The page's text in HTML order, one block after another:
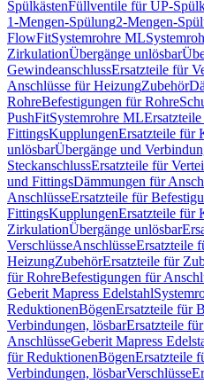
SpülkästenFüllventile für UP-
1-Mengen-Spülung2-Mengen-
FlowFitSystemrohre ML
ZirkulationÜbergänge unlösbar
GewindeanschlussErsatzteile für
Anschlüsse für HeizungZubehör
RohreBefestigungen für Rohre
PushFitSystemrohre ML
FittingsKupplungenErsatzteile für
unlösbarÜbergänge und
SteckanschlussErsatzteile für
und FittingsDämmungen für
AnschlüsseErsatzteile für
FittingsKupplungenErsatzteile für
ZirkulationÜbergänge unlösbar
VerschlüsseAnschlüsseErsatzteile
HeizungZubehörErsatzteile für
für RohreBefestigungen für
Geberit Mapress Edelstahl
ReduktionenBögenErsatzteile für
Verbindungen, lösbarErsatzteile
AnschlüsseGeberit Mapress
für ReduktionenBögenErsatzteile
Verbindungen, lösbarVerschlüsse